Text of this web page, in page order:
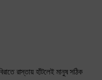
রাস্তায় হাঁটলেই মানুষ সঠিক